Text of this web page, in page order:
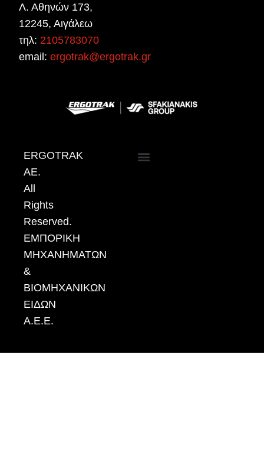
Λ. Αθηνών 173,
12245, Αιγάλεω
τηλ: 2105783070
email:ergotrak@ergotrak.gr
ERGOTRAK
AE.
All
Rights
Reserved.
ΕΜΠΟΡΙΚΗ
ΜΗΧΑΝΗΜΑΤΩΝ
&
ΒΙΟΜΗΧΑΝΙΚΩΝ
ΕΙΔΩΝ
Α.Ε.Ε.